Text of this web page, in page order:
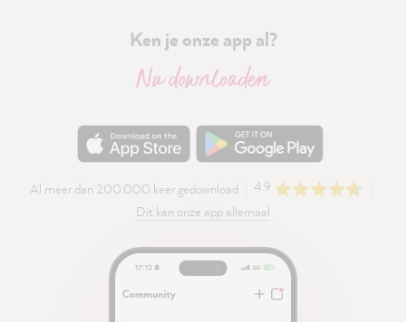
Ken je onze app al?
Nu downloaden
Al meer dan 200.000 keer gedownload
4.9
Dit kan onze app allemaal